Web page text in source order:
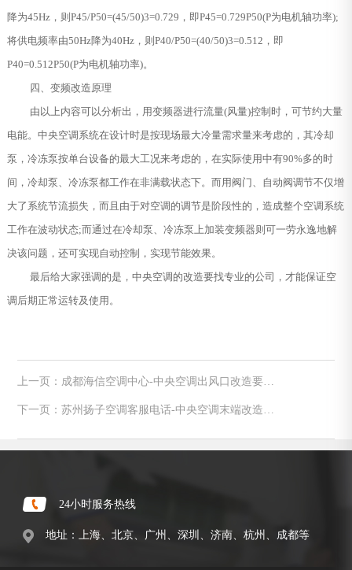
降为45Hz，则P45/P50=(45/50)3=0.729，即P45=0.729P50(P为电机轴功率);
将供电频率由50Hz降为40Hz，则P40/P50=(40/50)3=0.512，即
P40=0.512P50(P为电机轴功率)。
四、变频改造原理
由以上内容可以分析出，用变频器进行流量(风量)控制时，可节约大量
电能。中央空调系统在设计时是按现场最大冷量需求量来考虑的，其冷却
泵，冷冻泵按单台设备的最大工况来考虑的，在实际使用中有90%多的时
间，冷却泵、冷冻泵都工作在非满载状态下。而用阀门、自动阀调节不仅增
大了系统节流损失，而且由于对空调的调节是阶段性的，造成整个空调系统
工作在波动状态;而通过在冷却泵、冷冻泵上加装变频器则可一劳永逸地解
决该问题，还可实现自动控制，实现节能效果。
最后给大家强调的是，中央空调的改造要找专业的公司，才能保证空
调后期正常运转及使用。
上一页：成都海信空调中心-中央空调出风口改造要点
下一页：苏州扬子空调客服电话-中央空调末端改造方
24小时服务热线
地址：上海、北京、广州、深圳、济南、杭州、成都等